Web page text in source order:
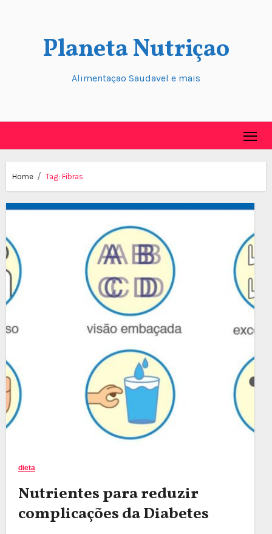
Planeta Nutriçao
Alimentaçao Saudavel e mais
Home Tag: Fibras
dieta
Nutrientes para reduzir
complicações da Diabetes